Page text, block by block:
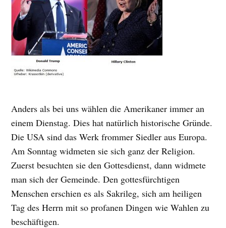
Anders als bei uns wählen die Amerikaner immer an
einem Dienstag. Dies hat natürlich historische Gründe.
Die USA sind das Werk frommer Siedler aus Europa.
Am Sonntag widmeten sie sich ganz der Religion.
Zuerst besuchten sie den Gottesdienst, dann widmete
man sich der Gemeinde. Den gottesfürchtigen
Menschen erschien es als Sakrileg, sich am heiligen
Tag des Herrn mit so profanen Dingen wie Wahlen zu
beschäftigen.